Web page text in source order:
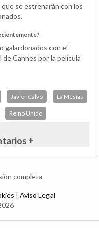
se estrenarán con los
galardonados con el
Cannes por la película
Javier Calvo La Mesías
Reino Unido
+
completa
| Aviso Legal